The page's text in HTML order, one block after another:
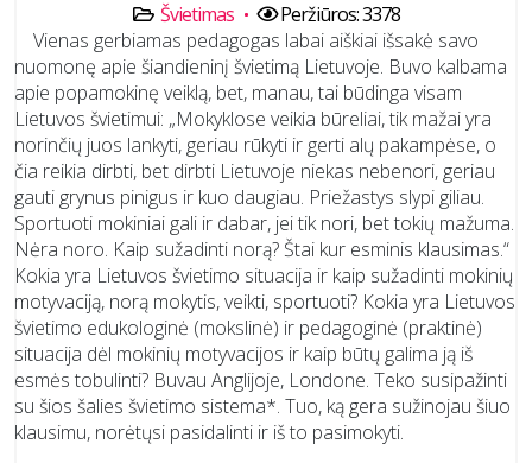
Švietimas
Peržiūros: 3378
Vienas gerbiamas pedagogas labai aiškiai išsakė savo
nuomonę apie šiandieninį švietimą Lietuvoje. Buvo kalbama
apie popamokinę veiklą, bet, manau, tai būdinga visam
Lietuvos švietimui: „Mokyklose veikia būreliai, tik mažai yra
norinčių juos lankyti, geriau rūkyti ir gerti alų pakampėse, o
čia reikia dirbti, bet dirbti Lietuvoje niekas nebenori, geriau
gauti grynus pinigus ir kuo daugiau. Priežastys slypi giliau.
Sportuoti mokiniai gali ir dabar, jei tik nori, bet tokių mažuma.
Nėra noro. Kaip sužadinti norą? Štai kur esminis klausimas.“
Kokia yra Lietuvos švietimo situacija ir kaip sužadinti mokinių
motyvaciją, norą mokytis, veikti, sportuoti? Kokia yra Lietuvos
švietimo edukologinė (mokslinė) ir pedagoginė (praktinė)
situacija dėl mokinių motyvacijos ir kaip būtų galima ją iš
esmės tobulinti? Buvau Anglijoje, Londone. Teko susipažinti
su šios šalies švietimo sistema*. Tuo, ką gera sužinojau šiuo
klausimu, norėtųsi pasidalinti ir iš to pasimokyti.